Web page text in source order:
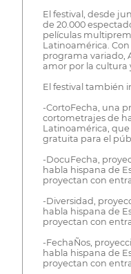
El festival, desde
de 20.000
películas
Latinoamérica.
programa variado,
amor por la cultura
El festival también
-CortoFecha, una
cortometrajes de
Latinoamérica,
gratuita para el
-DocuFecha,
habla hispana de
proyectan con
-Diversidad,
habla hispana de
proyectan con
-FechaÑos,
habla hispana de
proyectan con